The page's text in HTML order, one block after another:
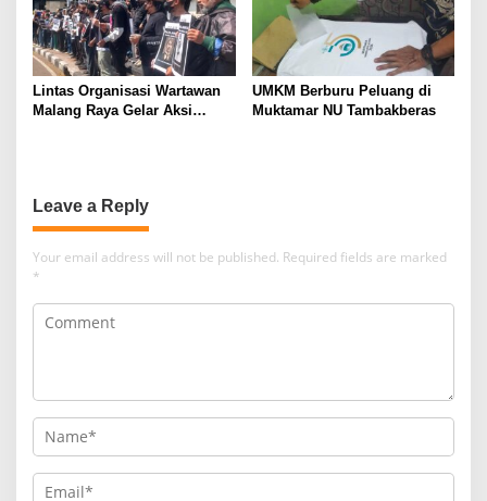
Lintas Organisasi Wartawan
Malang Raya Gelar Aksi
UMKM Berburu Peluang di
Muktamar NU Tambakberas
Leave a Reply
Your email address will not be published. Required fields are marked
*